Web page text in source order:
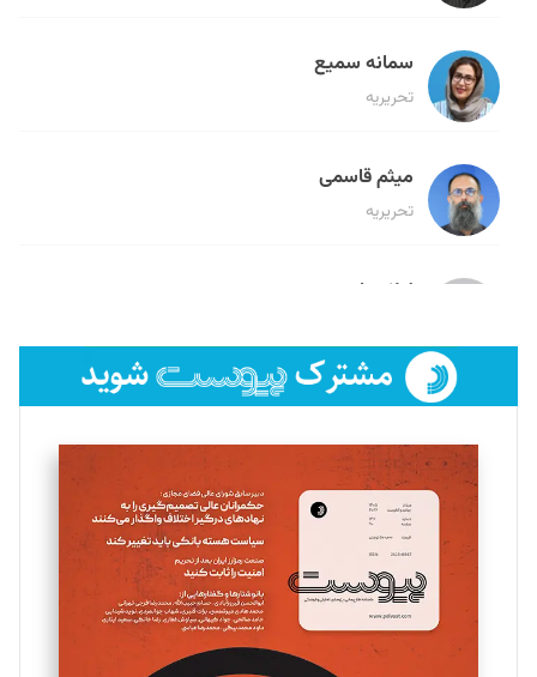
سمانه سمیع
تحریریه
میثم قاسمی
تحریریه
لیلا حنارود
فائزه فتحی رستمی
تحریریه
سروش کرمیان
تحریریه
مینا پاکدل